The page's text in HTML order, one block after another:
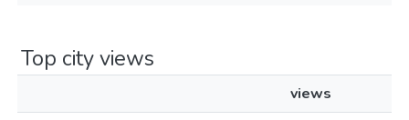
Top city views
views